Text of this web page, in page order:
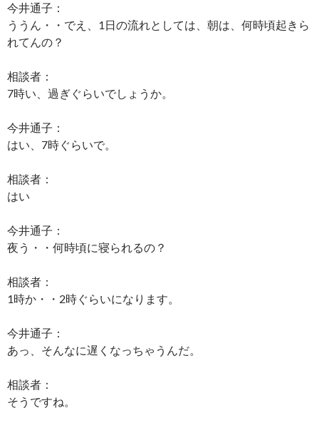
今井通子：
ううん・・でえ、1日の流れとしては、朝は、何時頃起きら
れてんの？
相談者：
7時い、過ぎぐらいでしょうか。
今井通子：
はい、7時ぐらいで。
相談者：
はい
今井通子：
夜う・・何時頃に寝られるの？
相談者：
1時か・・2時ぐらいになります。
今井通子：
あっ、そんなに遅くなっちゃうんだ。
相談者：
そうですね。